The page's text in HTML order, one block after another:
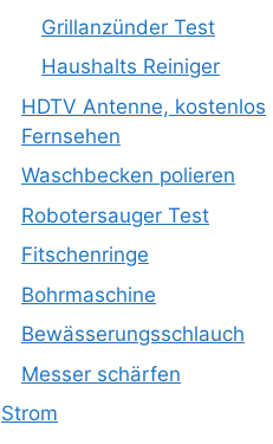
Grillanzünder Test
Haushalts Reiniger
HDTV Antenne, kostenlos
Fernsehen
Waschbecken polieren
Robotersauger Test
Fitschenringe
Bohrmaschine
Bewässerungsschlauch
Messer schärfen
Strom